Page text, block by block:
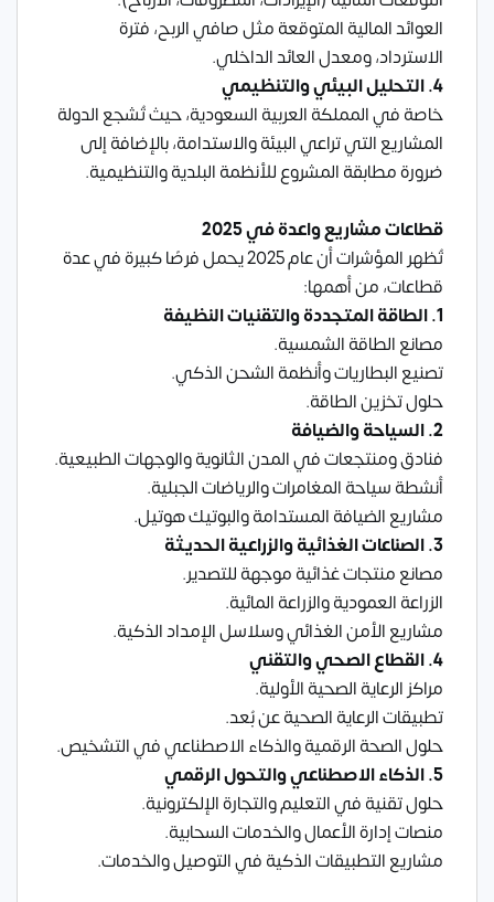
العوائد المالية المتوقعة مثل صافي الربح، فترة
الاسترداد، ومعدل العائد الداخلي.
4. التحليل البيئي والتنظيمي
خاصة في المملكة العربية السعودية، حيث تُشجع الدولة
المشاريع التي تراعي البيئة والاستدامة، بالإضافة إلى
ضرورة مطابقة المشروع للأنظمة البلدية والتنظيمية.
قطاعات مشاريع واعدة في 2025
تُظهر المؤشرات أن عام 2025 يحمل فرصًا كبيرة في عدة
قطاعات، من أهمها:
1. الطاقة المتجددة والتقنيات النظيفة
مصانع الطاقة الشمسية.
تصنيع البطاريات وأنظمة الشحن الذكي.
حلول تخزين الطاقة.
2. السياحة والضيافة
فنادق ومنتجعات في المدن الثانوية والوجهات الطبيعية.
أنشطة سياحة المغامرات والرياضات الجبلية.
مشاريع الضيافة المستدامة والبوتيك هوتيل.
3. الصناعات الغذائية والزراعية الحديثة
مصانع منتجات غذائية موجهة للتصدير.
الزراعة العمودية والزراعة المائية.
مشاريع الأمن الغذائي وسلاسل الإمداد الذكية.
4. القطاع الصحي والتقني
مراكز الرعاية الصحية الأولية.
تطبيقات الرعاية الصحية عن بُعد.
حلول الصحة الرقمية والذكاء الاصطناعي في التشخيص.
5. الذكاء الاصطناعي والتحول الرقمي
حلول تقنية في التعليم والتجارة الإلكترونية.
منصات إدارة الأعمال والخدمات السحابية.
مشاريع التطبيقات الذكية في التوصيل والخدمات.